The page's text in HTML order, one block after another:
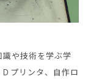
や技術を学ぶ学
プリンタ、自作ロ